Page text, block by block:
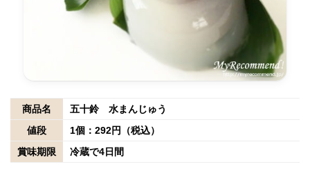
商品名
五十鈴 水まんじゅう
値段
1個：292円（税込）
賞味期限
冷蔵で4日間